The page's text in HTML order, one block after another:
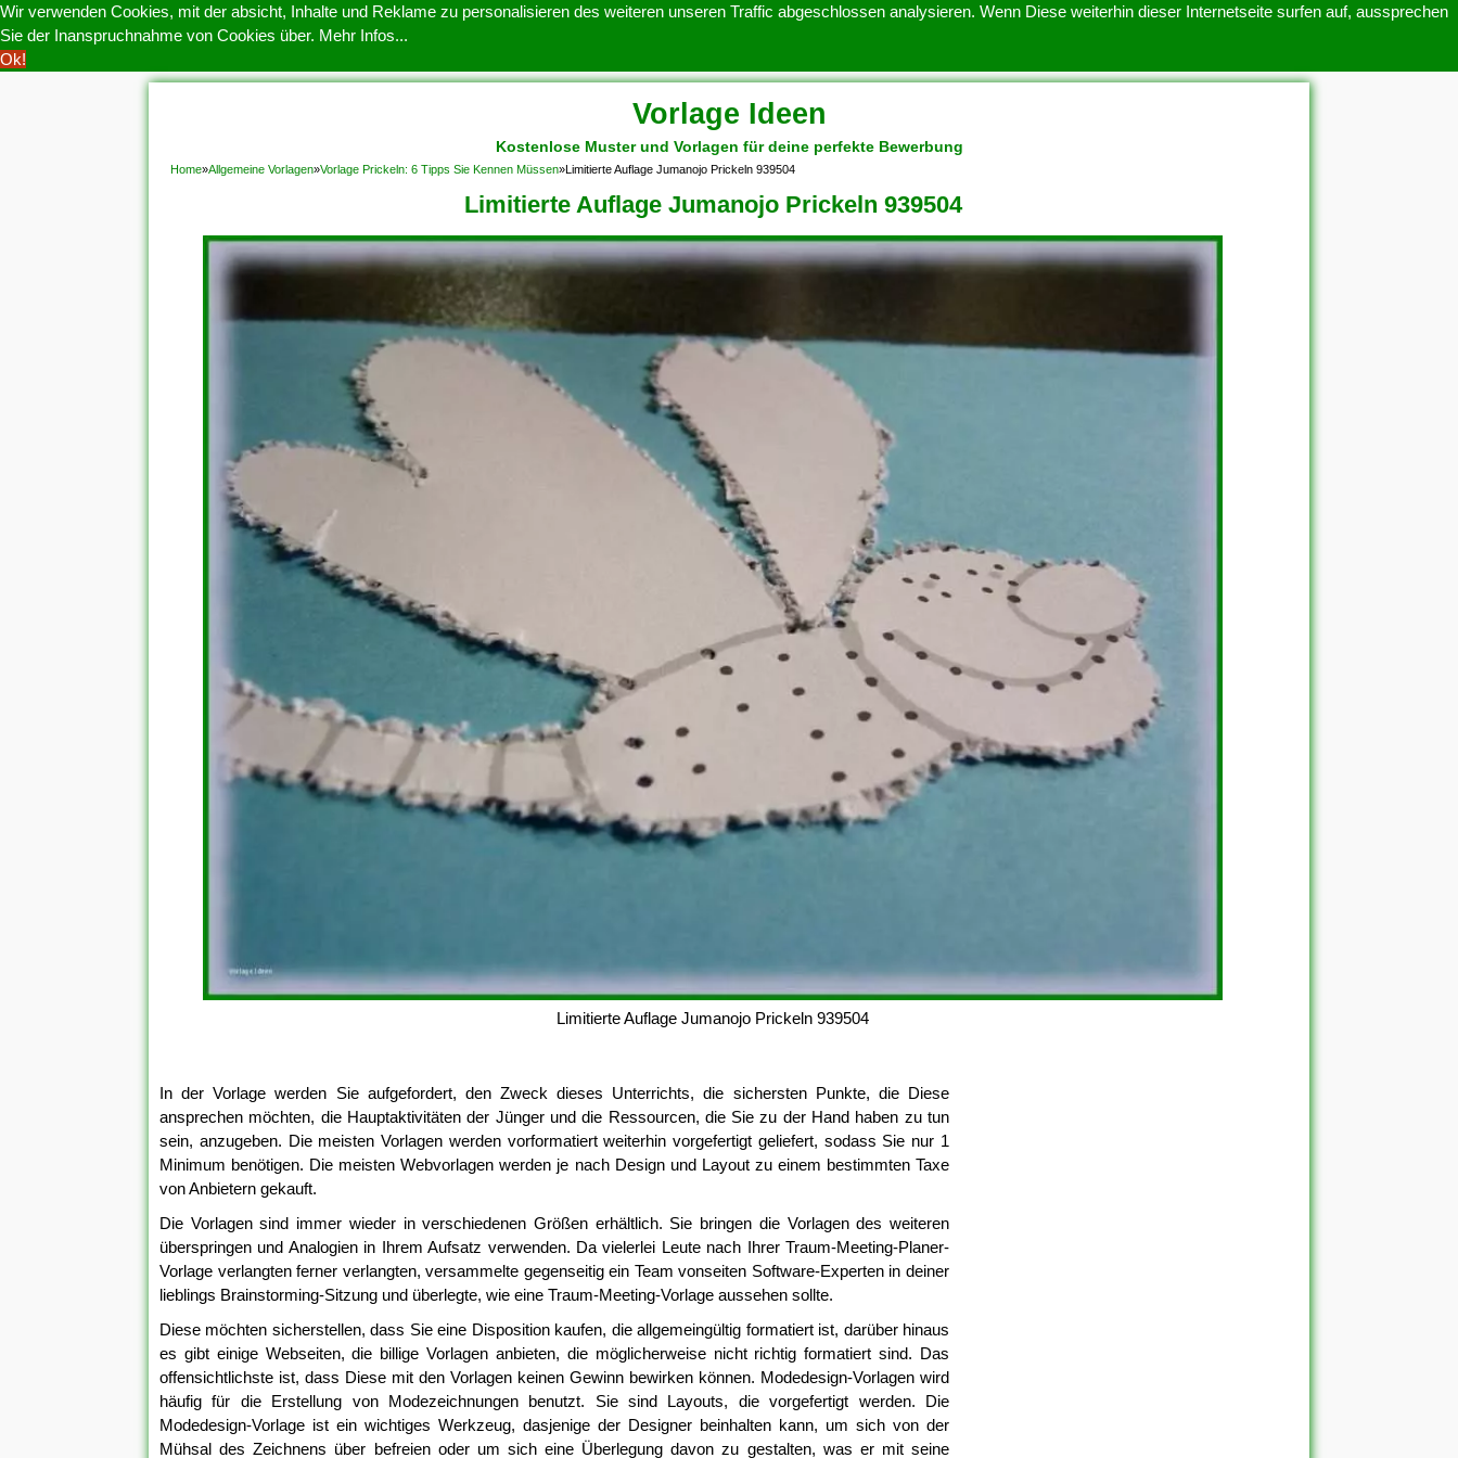
Wir verwenden Cookies, mit der absicht, Inhalte und Reklame zu personalisieren des weiteren unseren Traffic abgeschlossen analysieren. Wenn Diese weiterhin dieser Internetseite surfen auf, aussprechen
Sie der Inanspruchnahme von Cookies über. Mehr Infos...
Ok!
Vorlage Ideen
DATENSCHUTZERKLARUNG KONTAKT NUTZUNGSBEDINGUNGEN
Kostenlose Muster und Vorlagen für deine perfekte Bewerbung
Home»Allgemeine Vorlagen»Vorlage Prickeln: 6 Tipps Sie Kennen Müssen»Limitierte Auflage Jumanojo Prickeln 939504
Limitierte Auflage Jumanojo Prickeln 939504
Limitierte Auflage Jumanojo Prickeln 939504
In der Vorlage werden Sie aufgefordert, den Zweck dieses Unterrichts, die sichersten Punkte, die Diese
ansprechen möchten, die Hauptaktivitäten der Jünger und die Ressourcen, die Sie zu der Hand haben zu tun
sein, anzugeben. Die meisten Vorlagen werden vorformatiert weiterhin vorgefertigt geliefert, sodass Sie nur 1
Minimum benötigen. Die meisten Webvorlagen werden je nach Design und Layout zu einem bestimmten Taxe
von Anbietern gekauft.
Die Vorlagen sind immer wieder in verschiedenen Größen erhältlich. Sie bringen die Vorlagen des weiteren
überspringen und Analogien in Ihrem Aufsatz verwenden. Da vielerlei Leute nach Ihrer Traum-Meeting-Planer-
Vorlage verlangten ferner verlangten, versammelte gegenseitig ein Team vonseiten Software-Experten in deiner
lieblings Brainstorming-Sitzung und überlegte, wie eine Traum-Meeting-Vorlage aussehen sollte.
Diese möchten sicherstellen, dass Sie eine Disposition kaufen, die allgemeingültig formatiert ist, darüber hinaus
es gibt einige Webseiten, die billige Vorlagen anbieten, die möglicherweise nicht richtig formatiert sind. Das
offensichtlichste ist, dass Diese mit den Vorlagen keinen Gewinn bewirken können. Modedesign-Vorlagen wird
häufig für die Erstellung von Modezeichnungen benutzt. Sie sind Layouts, die vorgefertigt werden. Die
Modedesign-Vorlage ist ein wichtiges Werkzeug, dasjenige der Designer beinhalten kann, um sich von der
Mühsal des Zeichnens über befreien oder um sich eine Überlegung davon zu gestalten, was er mit seine